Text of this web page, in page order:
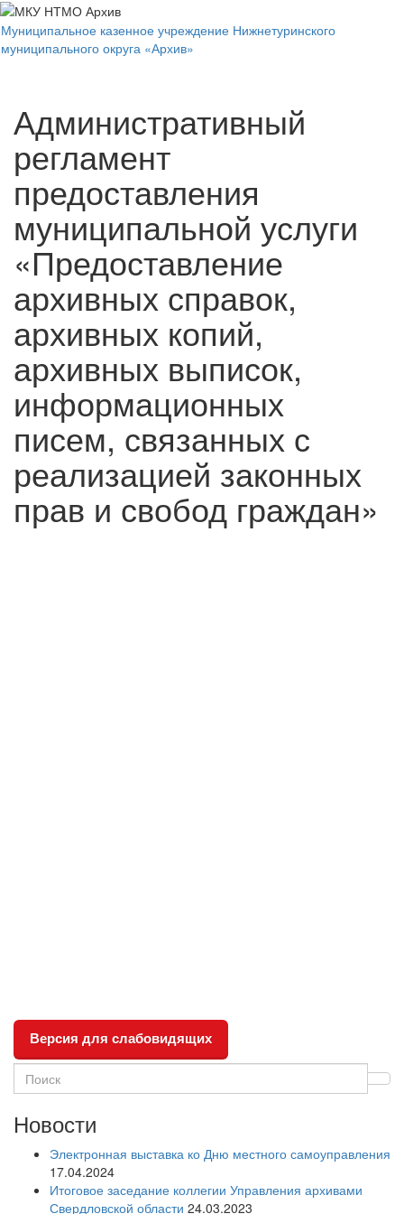
Муниципальное казенное учреждение Нижнетуринского
муниципального округа «Архив»
Административный
регламент
предоставления
муниципальной услуги
«Предоставление
архивных справок,
архивных копий,
архивных выписок,
информационных
писем, связанных с
реализацией законных
прав и свобод граждан»
Версия для слабовидящих
Новости
Электронная выставка ко Дню местного самоуправления
17.04.2024
Итоговое заседание коллегии Управления архивами
Свердловской области 24.03.2023